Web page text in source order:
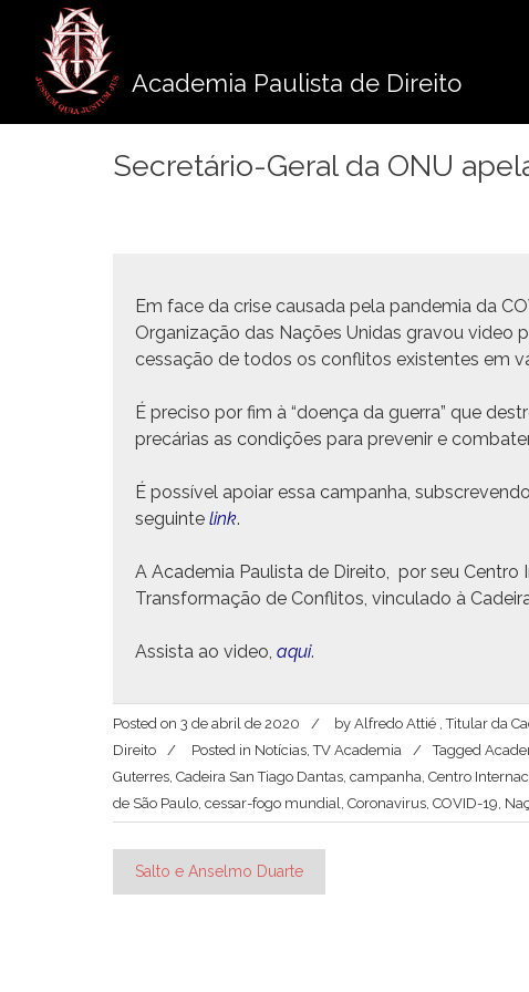
conteúdo
Academia Paulista de Direito
Secretário-Geral da ONU
Em face da crise cau­sa­da pela pan­demia da
Orga­ni­za­ção das Nações Unidas gravou video
ces­sação de todos os con­fli­tos exis­tentes em
É pre­ciso por fim à “doença da guer­ra” que
precárias as condições para pre­venir e
É pos­sív­el apoiar essa cam­pan­ha,
seguinte link.
A Acad­e­mia Paulista de Dire­ito, por seu Cen­tro
Trans­for­mação de Con­fli­tos, vin­cu­la­do à
Assista ao video, aqui.
Posted on 3 de abril de 2020 by Alfredo Attié , Titular da
Direito
Posted in Notícias,TV Academia Tagged
Guterres, Cadeira San Tiago Dantas, campanha, Centro
de São Paulo, cessar-fogo mundial, Coronavirus, COVID-19,
Navegação
Salto e Anselmo Duarte